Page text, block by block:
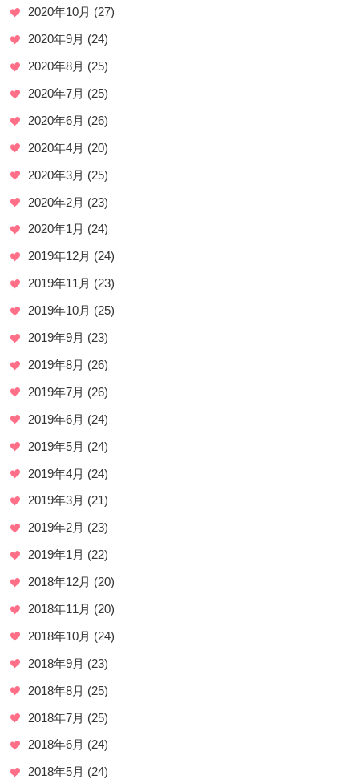
2020年10月 (27)
2020年9月 (24)
2020年8月 (25)
2020年7月 (25)
2020年6月 (26)
2020年4月 (20)
2020年3月 (25)
2020年2月 (23)
2020年1月 (24)
2019年12月 (24)
2019年11月 (23)
2019年10月 (25)
2019年9月 (23)
2019年8月 (26)
2019年7月 (26)
2019年6月 (24)
2019年5月 (24)
2019年4月 (24)
2019年3月 (21)
2019年2月 (23)
2019年1月 (22)
2018年12月 (20)
2018年11月 (20)
2018年10月 (24)
2018年9月 (23)
2018年8月 (25)
2018年7月 (25)
2018年6月 (24)
2018年5月 (24)